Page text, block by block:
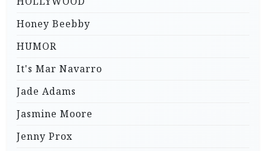
Honey Beebby
HUMOR
It's Mar Navarro
Jade Adams
Jasmine Moore
Jenny Prox